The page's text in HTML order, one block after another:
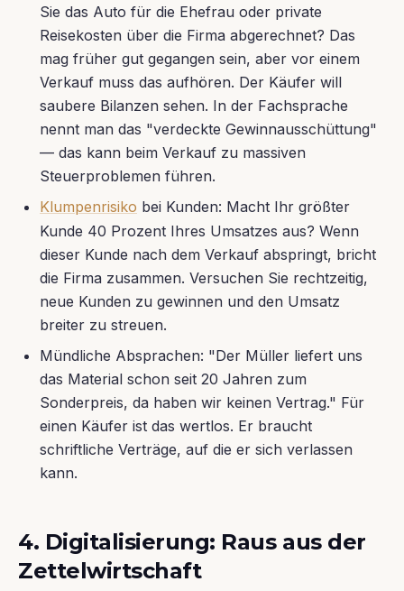
Sie das Auto für die Ehefrau oder private
Reisekosten über die Firma abgerechnet? Das
mag früher gut gegangen sein, aber vor einem
Verkauf muss das aufhören. Der Käufer will
saubere Bilanzen sehen. In der Fachsprache
nennt man das "verdeckte Gewinnausschüttung"
— das kann beim Verkauf zu massiven
Steuerproblemen führen.
Klumpenrisiko bei Kunden: Macht Ihr größter
Kunde 40 Prozent Ihres Umsatzes aus? Wenn
dieser Kunde nach dem Verkauf abspringt, bricht
die Firma zusammen. Versuchen Sie rechtzeitig,
neue Kunden zu gewinnen und den Umsatz
breiter zu streuen.
Mündliche Absprachen: "Der Müller liefert uns
das Material schon seit 20 Jahren zum
Sonderpreis, da haben wir keinen Vertrag." Für
einen Käufer ist das wertlos. Er braucht
schriftliche Verträge, auf die er sich verlassen
kann.
4. Digitalisierung: Raus aus der
Zettelwirtschaft